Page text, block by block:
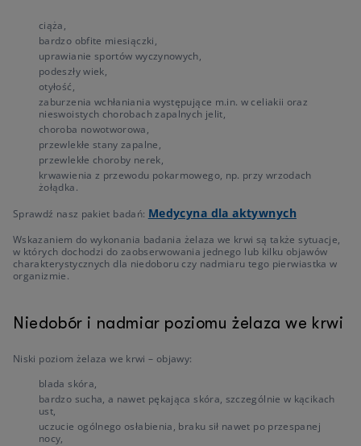
ciąża,
bardzo obfite miesiączki,
uprawianie sportów wyczynowych,
podeszły wiek,
otyłość,
zaburzenia wchłaniania występujące m.in. w celiakii oraz
nieswoistych chorobach zapalnych jelit,
choroba nowotworowa,
przewlekłe stany zapalne,
przewlekłe choroby nerek,
krwawienia z przewodu pokarmowego, np. przy wrzodach
żołądka.
Sprawdź nasz pakiet badań: Medycyna dla aktywnych
Wskazaniem do wykonania badania żelaza we krwi są także sytuacje,
w których dochodzi do zaobserwowania jednego lub kilku objawów
charakterystycznych dla niedoboru czy nadmiaru tego pierwiastka w
organizmie.
Niedobór i nadmiar poziomu żelaza we krwi
Niski poziom żelaza we krwi – objawy:
blada skóra,
bardzo sucha, a nawet pękająca skóra, szczególnie w kącikach
ust,
uczucie ogólnego osłabienia, braku sił nawet po przespanej
nocy,